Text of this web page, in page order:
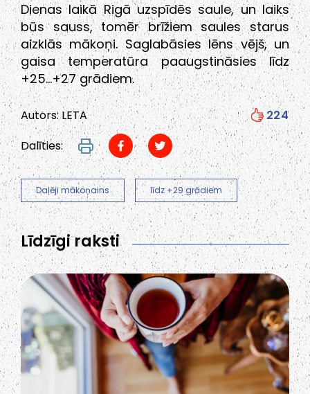
Dienas laikā Rigā uzspīdēs saule, un laiks
būs sauss, tomēr brīžiem saules starus
aizklās mākoņi. Saglabāsies lēns vējš, un
gaisa temperatūra paaugstināsies līdz
+25…+27 grādiem.
Autors: LETA
224
Dalīties:
Daļēji mākoņains līdz +29 grādiem
Līdzīgi raksti